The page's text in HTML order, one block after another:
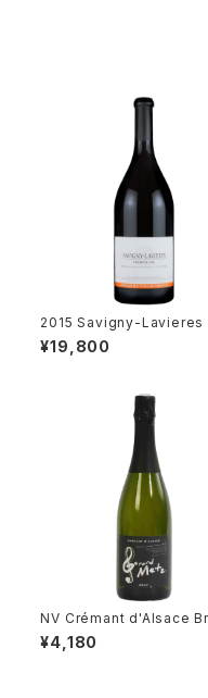
2015 Savigny-Lavieres
ru / Dm. Tollot Beaut
¥19,800
NV Crémant d'Alsace
érard Metz
¥4,180